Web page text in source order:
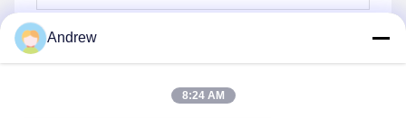
Στείλε
Andrew
8:24 AM